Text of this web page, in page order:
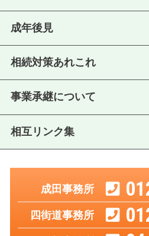
成年後見
相続対策あれこれ
事業承継について
相互リンク集
成田事務所
四街道事務所